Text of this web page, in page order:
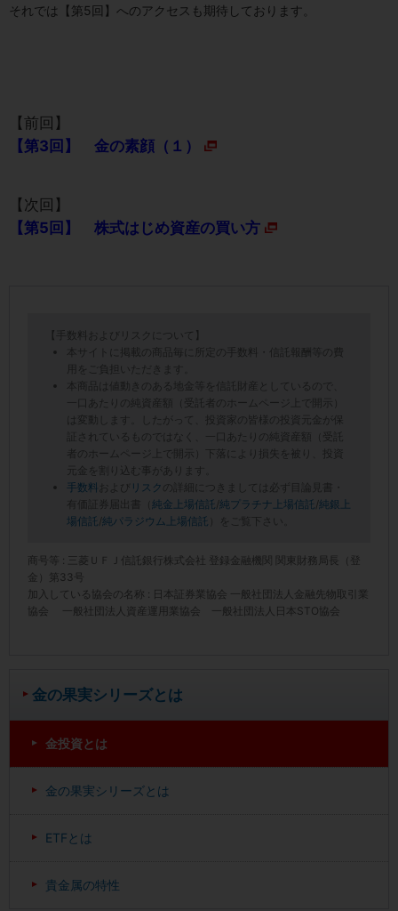
金の果実シリーズとは
金投資とは
金の果実シリーズとは
ETFとは
貴金属の特性
それでは【第5回】へのアクセスも期待しております。
【前回】
【第3回】 金の素顔（１）
【次回】
【第5回】 株式はじめ資産の買い方
【手数料およびリスクについて】
本サイトに掲載の商品毎に所定の手数料・信託報酬等の費
用をご負担いただきます。
本商品は値動きのある地金等を信託財産としているので、
一口あたりの純資産額（受託者のホームページ上で開示）
は変動します。したがって、投資家の皆様の投資元金が保
証されているものではなく、一口あたりの純資産額（受託
者のホームページ上で開示）下落により損失を被り、投資
元金を割り込む事があります。
手数料
および リスク
の詳細につきましては必ず目論見書・
有価証券届出書（ 純金上場信託 /純プラチナ上場信託 /純銀上
場信託 /純パラジウム上場信託 ）をご覧下さい。
商号等 : 三菱ＵＦＪ信託銀行株式会社 登録金融機関 関東財務局長（登
金）第33号
加入している協会の名称 : 日本証券業協会 一般社団法人金融先物取引業
協会 一般社団法人資産運用業協会 一般社団法人日本STO協会